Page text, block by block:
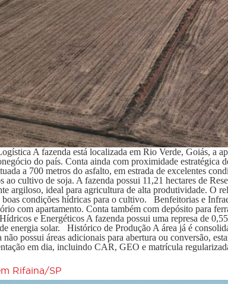
A fazenda está localizada em Rio Verde, Goiás,
do país. Conta ainda com proximidade
a 700 metros do asfalto, em estrada de excelentes
ao cultivo de soja. A fazenda possui 11,21 hectares de
argiloso, ideal para agricultura de alta produtividade. O
boas condições hídricas para o cultivo. Benfeitorias e
com apartamento. Conta também com depósito para
e Energéticos A fazenda possui uma represa de
energia solar. Histórico de Produção A área já é
possui áreas adicionais para abertura ou conversão,
em dia, incluindo CAR, GEO e matrícula
Rifaina/SP